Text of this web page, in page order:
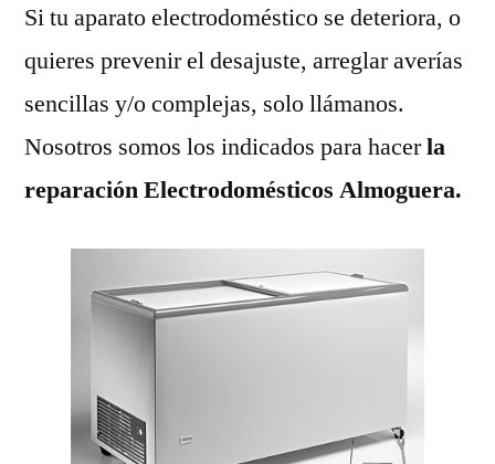
Si tu aparato electrodoméstico se deteriora, o
quieres prevenir el desajuste, arreglar averías
sencillas y/o complejas, solo llámanos.
Nosotros somos los indicados para hacerla
reparación Electrodomésticos Almoguera.